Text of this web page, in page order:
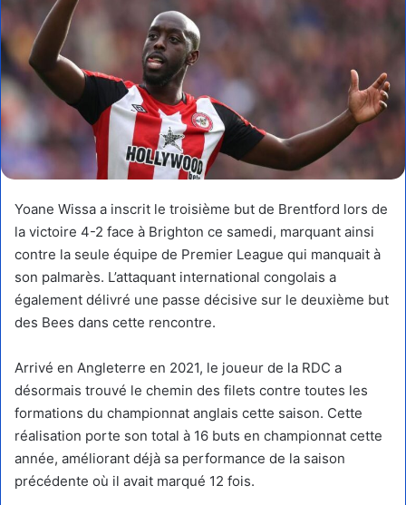
Yoane Wissa a inscrit le troisième but de Brentford lors de
la victoire 4-2 face à Brighton ce samedi, marquant ainsi
contre la seule équipe de Premier League qui manquait à
son palmarès. L’attaquant international congolais a
également délivré une passe décisive sur le deuxième but
des Bees dans cette rencontre.
Arrivé en Angleterre en 2021, le joueur de la RDC a
désormais trouvé le chemin des filets contre toutes les
formations du championnat anglais cette saison. Cette
réalisation porte son total à 16 buts en championnat cette
année, améliorant déjà sa performance de la saison
précédente où il avait marqué 12 fois.